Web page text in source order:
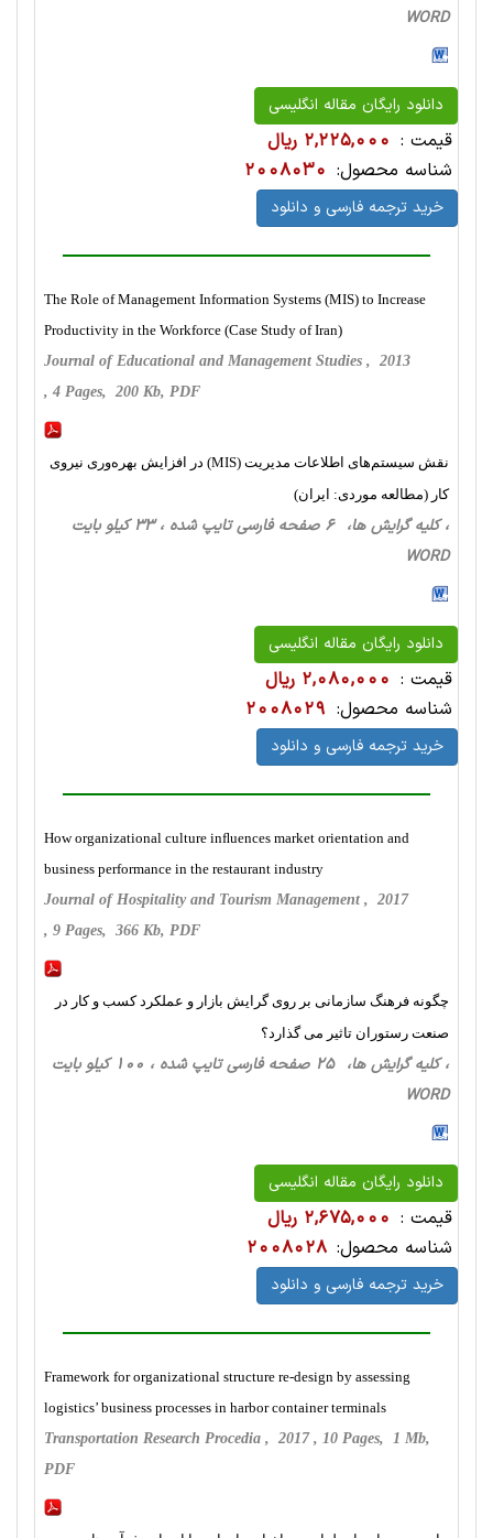
WORD
دانلود رایگان مقاله انگلیسی
قیمت : 2,225,000 ریال
شناسه محصول: 2008030
خرید ترجمه فارسی و دانلود
The Role of Management Information Systems (MIS) to Increase
Productivity in the Workforce (Case Study of Iran)
Journal of Educational and Management Studies , 2013
, 4 Pages, 200 Kb, PDF
نقش سیستم‌های اطلاعات مدیریت (MIS) در افزایش بهره‌وری نیروی
کار (مطالعه موردی: ایران)
، کلیه گرایش ها، 6 صفحه فارسی تایپ شده ، 33 کیلو بایت
WORD
دانلود رایگان مقاله انگلیسی
قیمت : 2,080,000 ریال
شناسه محصول: 2008029
خرید ترجمه فارسی و دانلود
How organizational culture inﬂuences market orientation and
business performance in the restaurant industry
Journal of Hospitality and Tourism Management , 2017
, 9 Pages, 366 Kb, PDF
چگونه فرهنگ سازمانی بر روی گرایش بازار و عملکرد کسب و کار در
صنعت رستوران تاثیر می گذارد؟
، کلیه گرایش ها، 25 صفحه فارسی تایپ شده ، 100 کیلو بایت
WORD
دانلود رایگان مقاله انگلیسی
قیمت : 2,675,000 ریال
شناسه محصول: 2008028
خرید ترجمه فارسی و دانلود
Framework for organizational structure re-design by assessing
logistics’ business processes in harbor container terminals
Transportation Research Procedia , 2017 , 10 Pages, 1 Mb,
PDF